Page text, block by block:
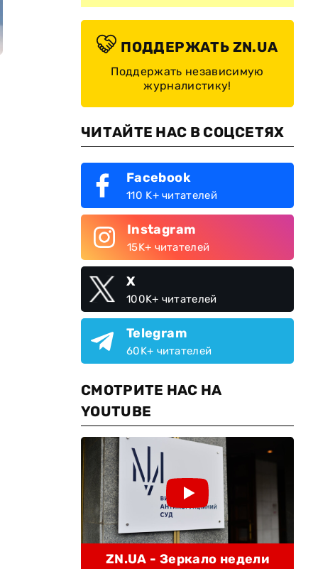
ПОДДЕРЖАТЬ ZN.UA
Поддержать независимую
журналистику!
ЧИТАЙТЕ НАС В СОЦСЕТЯХ
Facebook
110 K+ читателей
Instagram
15K+ читателей
X
100K+ читателей
Telegram
60K+ читателей
СМОТРИТЕ НАС НА
YOUTUBE
ZN.UA - Зеркало недели